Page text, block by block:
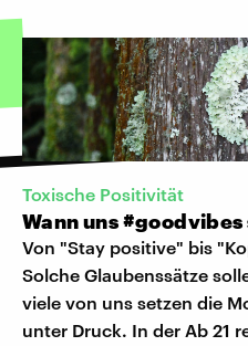
Toxische Positivität
Wann uns
Von "Stay positive" bis
Solche Glaubenssätze
viele von uns setzen die
unter Druck. In der Ab 21